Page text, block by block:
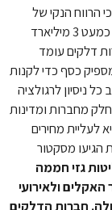
הרווח הנקי של
תעשיית הנפט והגז עמד ב-50 השנים האחרונות על כמעט 3 מיליארד
דלקים עומד
טריליון דולר – מספיק כסף כדי לקנות
ניסיון לרגולציה
מחברות ומדינות
לעליית מחירים
86% מההכנסות הגיעו מסקטור
גזי חממה
ולאירועי
חברות הדלקים